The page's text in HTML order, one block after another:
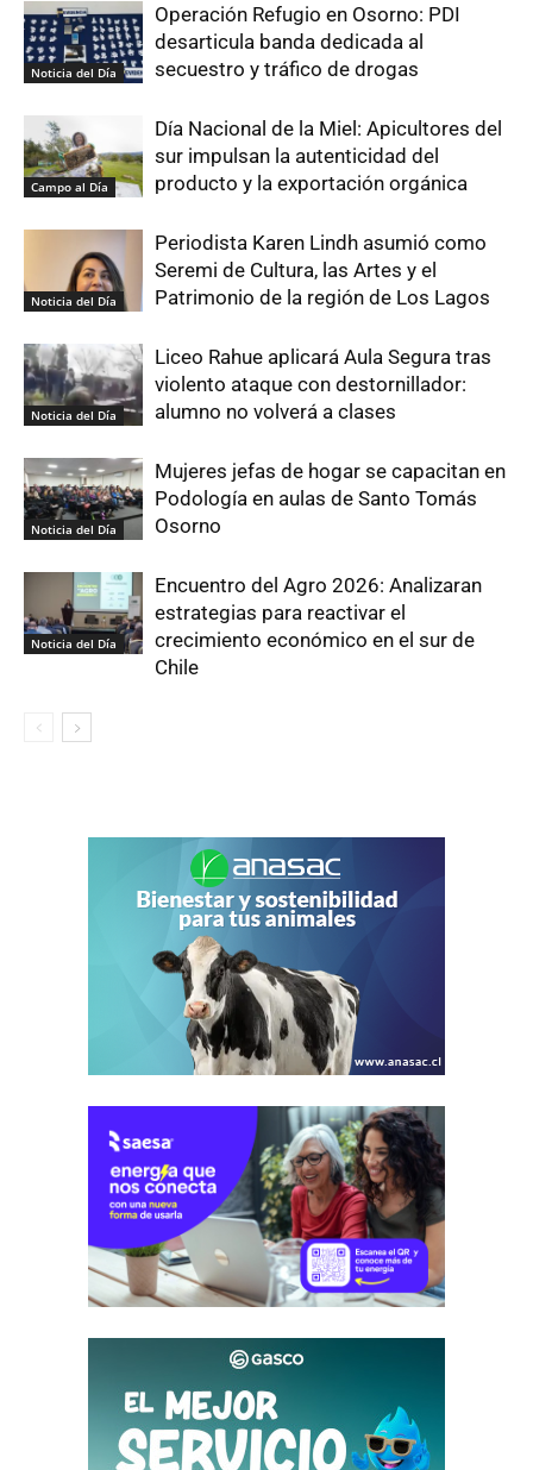
Noticia del Día
Operación Refugio en Osorno: PDI
desarticula banda dedicada al
secuestro y tráfico de drogas
Campo al Día
Día Nacional de la Miel: Apicultores del
sur impulsan la autenticidad del
producto y la exportación orgánica
Noticia del Día
Periodista Karen Lindh asumió como
Seremi de Cultura, las Artes y el
Patrimonio de la región de Los Lagos
Noticia del Día
Liceo Rahue aplicará Aula Segura tras
violento ataque con destornillador:
alumno no volverá a clases
Noticia del Día
Mujeres jefas de hogar se capacitan en
Podología en aulas de Santo Tomás
Osorno
Noticia del Día
Encuentro del Agro 2026: Analizaran
estrategias para reactivar el
crecimiento económico en el sur de
Chile